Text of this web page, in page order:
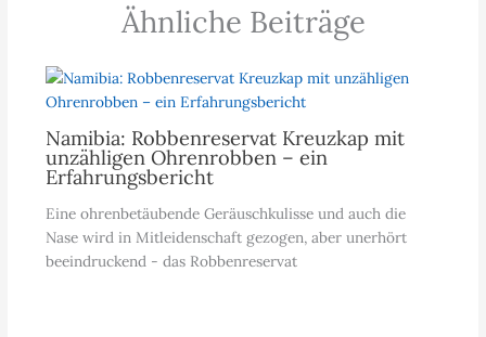
Ähnliche Beiträge
Namibia: Robbenreservat Kreuzkap mit
unzähligen Ohrenrobben – ein
Erfahrungsbericht
Eine ohrenbetäubende Geräuschkulisse und auch die
Nase wird in Mitleidenschaft gezogen, aber unerhört
beeindruckend - das Robbenreservat